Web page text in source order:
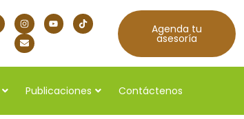
Agenda tu
asesoría
Publicaciones Contáctenos